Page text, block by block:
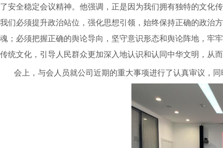
了安全稳定会议精神。他强调，正是因为我们拥有独特的文化
我们必须提升政治站位，强化思想引领，始终保持正确的政治
魂；必须把握正确的舆论导向，坚守意识形态和舆论阵地，牢
传统文化，引导人民群众更加深入地认识和认同中华文明，从
会上，与会人员就公司近期的重大事项进行了认真审议 ，